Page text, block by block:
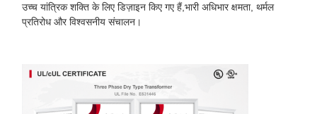
उच्च यांत्रिक शक्ति के लिए डिज़ाइन किए गए हैं,भारी अधिभार क्षमता, थर्मल
प्रतिरोध और विश्वसनीय संचालन।